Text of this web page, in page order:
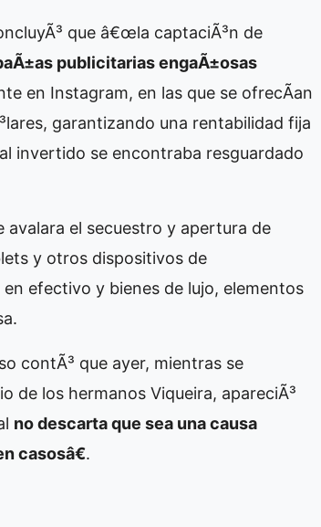
que â€œla captaciÃ³n de
publicitarias engaÃ±osas
en Instagram, en las que se ofrecÃ­an
garantizando una rentabilidad fija
invertido se encontraba resguardado
avalara el secuestro y apertura de
y otros dispositivos de
efectivo y bienes de lujo, elementos
contÃ³ que ayer, mientras se
de los hermanos Viqueira, apareciÃ³
no descarta que sea una causa
casosâ€.